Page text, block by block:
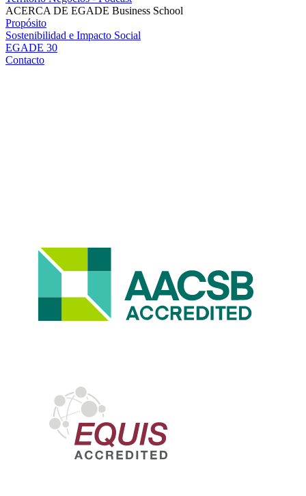
ACERCA DE EGADE Business School
Propósito
Sostenibilidad e Impacto Social
EGADE 30
Contacto